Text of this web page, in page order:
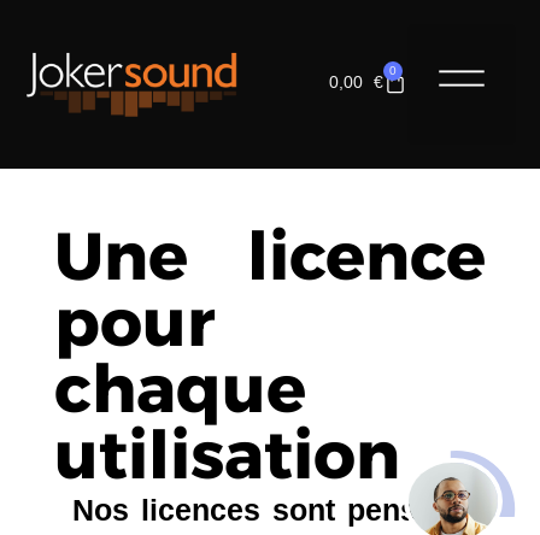
0,00 €
0
Une licence
pour
chaque
utilisation
Nos licences sont pensées